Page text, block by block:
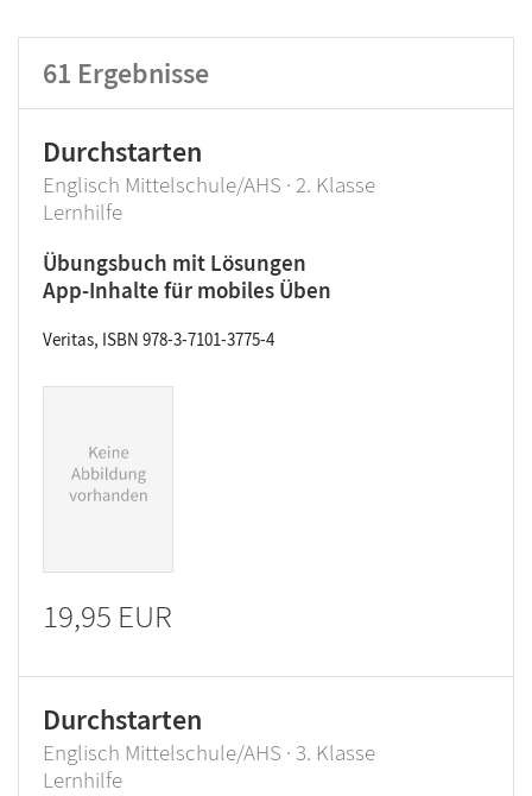
Bildungbereich Klassenstufe
61 Ergebnisse
Durchstarten
Englisch Mittelschule/AHS · 2. Klasse
Lernhilfe
Übungsbuch mit Lösungen
App-Inhalte für mobiles Üben
Veritas, ISBN 978-3-7101-3775-4
19,95 EUR
Durchstarten
Englisch Mittelschule/AHS · 3. Klasse
Lernhilfe